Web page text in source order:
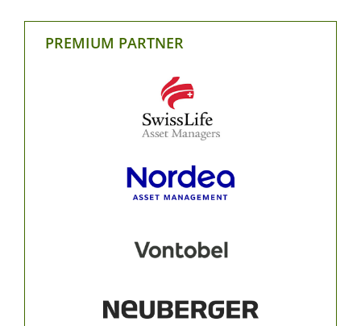
PREMIUM PARTNER